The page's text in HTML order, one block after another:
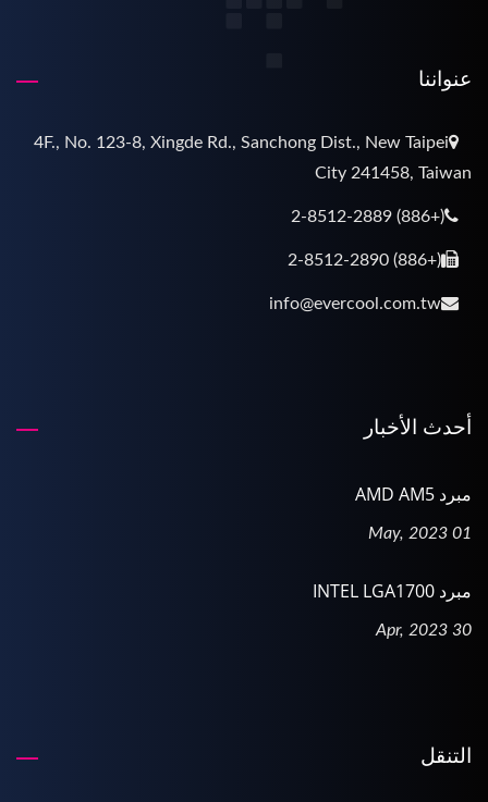
عنواننا
4F., No. 123-8, Xingde Rd., Sanchong Dist., New Taipei
City 241458, Taiwan
(+886) 2-8512-2889
(+886) 2-8512-2890
info@evercool.com.tw
أحدث الأخبار
مبرد AMD AM5
01 May, 2023
مبرد INTEL LGA1700
30 Apr, 2023
التنقل